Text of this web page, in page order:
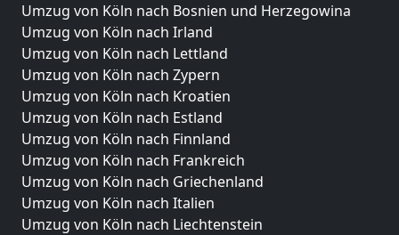
Umzug von Köln nach Bosnien und Herzegowina
Umzug von Köln nach Irland
Umzug von Köln nach Lettland
Umzug von Köln nach Zypern
Umzug von Köln nach Kroatien
Umzug von Köln nach Estland
Umzug von Köln nach Finnland
Umzug von Köln nach Frankreich
Umzug von Köln nach Griechenland
Umzug von Köln nach Italien
Umzug von Köln nach Liechtenstein